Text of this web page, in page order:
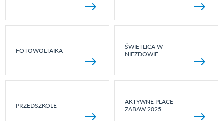
FOTOWOLTAIKA
ŚWIETLICA W
NIEZDOWIE
PRZEDSZKOLE
AKTYWNE PLACE
ZABAW 2025